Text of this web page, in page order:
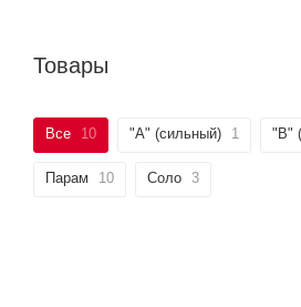
Товары
Все 10 "А" (сильный) 1 "B"
Парам 10 Соло 3